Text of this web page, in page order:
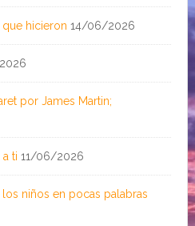
hicieron 14/06/2026
por James Martin;
ti 11/06/2026
niños en pocas palabras